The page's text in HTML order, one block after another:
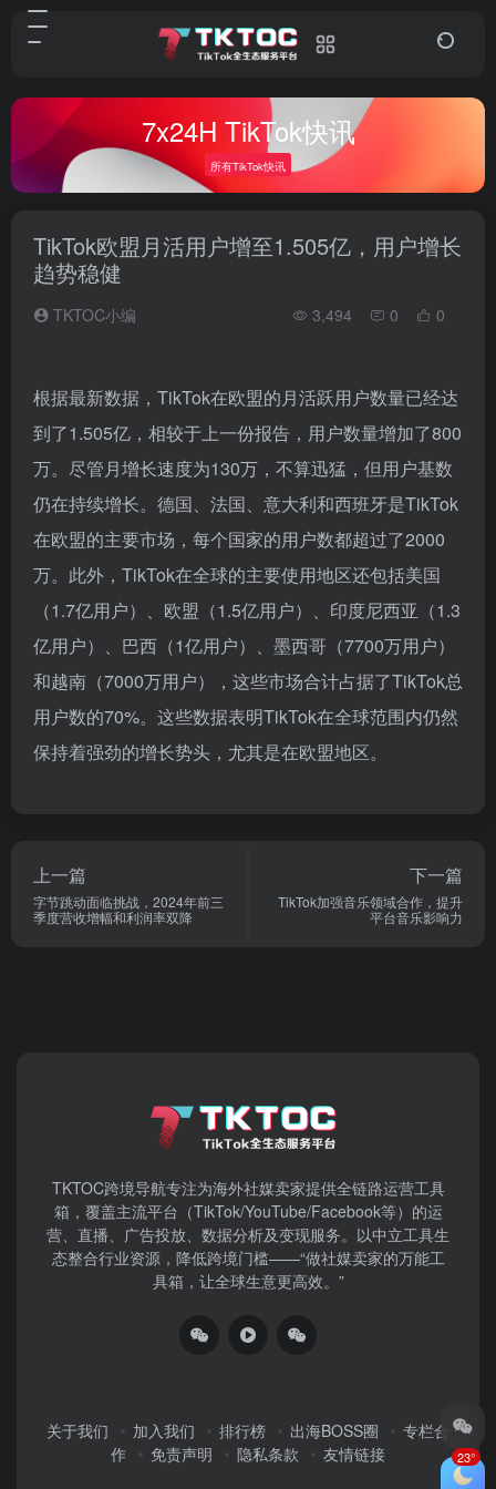
7x24H TikTok快讯
所有TikTok快讯
TikTok欧盟月活用户增至1.505亿，用户增长
趋势稳健
TKTOC小编 3,494 0 0
根据最新数据，TikTok在欧盟的月活跃用户数量已经达
到了1.505亿，相较于上一份报告，用户数量增加了800
万。尽管月增长速度为130万，不算迅猛，但用户基数
仍在持续增长。德国、法国、意大利和西班牙是TikTok
在欧盟的主要市场，每个国家的用户数都超过了2000
万。此外，TikTok在全球的主要使用地区还包括美国
（1.7亿用户）、欧盟（1.5亿用户）、印度尼西亚（1.3
亿用户）、巴西（1亿用户）、墨西哥（7700万用户）
和越南（7000万用户），这些市场合计占据了TikTok总
用户数的70%。这些数据表明TikTok在全球范围内仍然
保持着强劲的增长势头，尤其是在欧盟地区。
上一篇
字节跳动面临挑战，2024年前三
季度营收增幅和利润率双降
下一篇
TikTok加强音乐领域合作，提升
平台音乐影响力
TKTOC跨境导航​专注为海外社媒卖家提供全链路运营工具
箱，覆盖主流平台（TikTok/YouTube/Facebook等）​的运
营、直播、广告投放、数据分析及变现服务。以中立工具生
态整合行业资源，降低跨境门槛——“做社媒卖家的万能工
具箱，让全球生意更高效。”
关于我们 加入我们 排行榜 出海BOSS圈
专栏合
作
免责声明 隐私条款 友情链接 23°